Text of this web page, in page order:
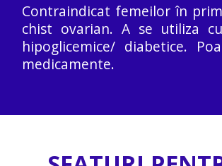
Contraindicat femeilor în
chist ovarian. A se utiliza
hipoglicemice/ diabetice.
medicamente.